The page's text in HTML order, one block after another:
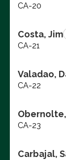
CA-20
Costa, Jim
CA-21
Valadao,
CA-22
CA-23
Carbajal,